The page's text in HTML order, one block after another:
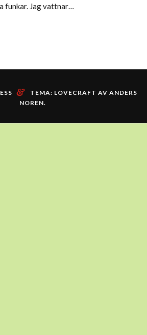
funkar. Jag vattnar…
& TEMA: LOVECRAFT AV ANDERS
NOREN.